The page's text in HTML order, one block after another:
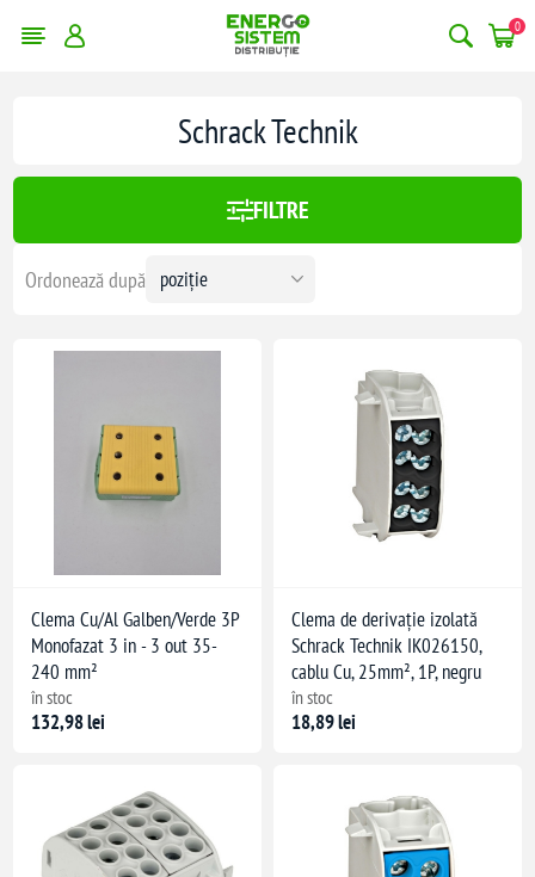
0
filtrele
Schrack Technik
FILTRE
Ordonează după
Clema Cu/Al Galben/Verde 3P
Monofazat 3 in - 3 out 35-
240 mm²
în stoc
132,98 lei
Clema de derivație izolată
Schrack Technik IK026150,
cablu Cu, 25mm², 1P, negru
în stoc
18,89 lei